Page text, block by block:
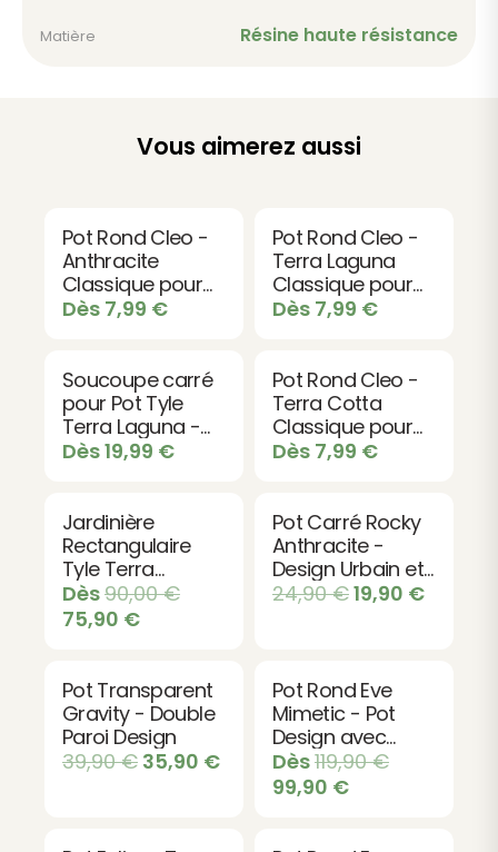
Où les installer ?
composition isolée qu'en association avec d'autres
Les petits espaces urbains
Les entrées résidentielles
Les terrasses minimalistes
Un style contemporain sans
compromis
Ces pots révèlent comment le design moderne
remarquable, tandis que leur esthétique affirme
une décoration de qualité. Parfaits pour créer une
ambiance cohérente et sophistiquée.
Compatible avec la
Matière Résine haute résistance
Vous aimerez aussi
Pot Rond Cleo -
Anthracite
Classique pour
Fleurs et Plantes
Dès 7,99 €
Pot Rond Cleo -
Terra Laguna
Classique pour
Fleurs et Plantes
Dès 7,99 €
Soucoupe carré
pour Pot Tyle
Terra Laguna -
Protection et
Dès19,99 €
Pot Rond Cleo -
Terra Cotta
Classique pour
Fleurs et Plantes
Dès 7,99 €
Jardinière
Rectangulaire
Tyle Terra
Laguna - Design
pour Terrasse et
Dès90,00€
75,90 €
Pot Carré Rocky
Anthracite -
Design Urbain et
Naturel
24,90€19,90 €
Pot Transparent
Gravity - Double
Paroi Design
39,90€ 35,90 €
Pot Rond Eve
Mimetic - Pot
Design avec
Réserve d'Eau
Dès119,90€
99,90 €